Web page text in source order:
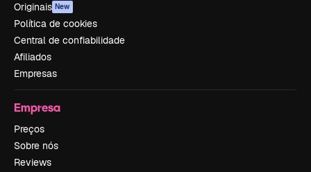
Originais New
Política de cookies
Central de confiabilidade
Afiliados
Empresas
Empresa
Preços
Sobre nós
Reviews